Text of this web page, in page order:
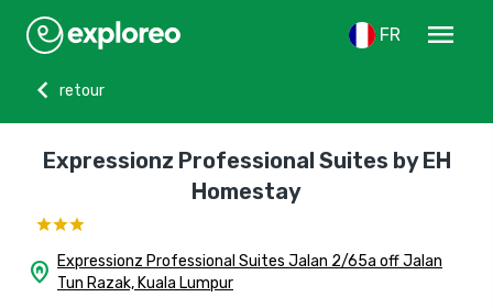
FR
menu
chevron_left
retour
Expressionz Professional Suites by EH
Homestay
home_pin Expressionz Professional Suites Jalan 2/65a off Jalan
Tun Razak, Kuala Lumpur